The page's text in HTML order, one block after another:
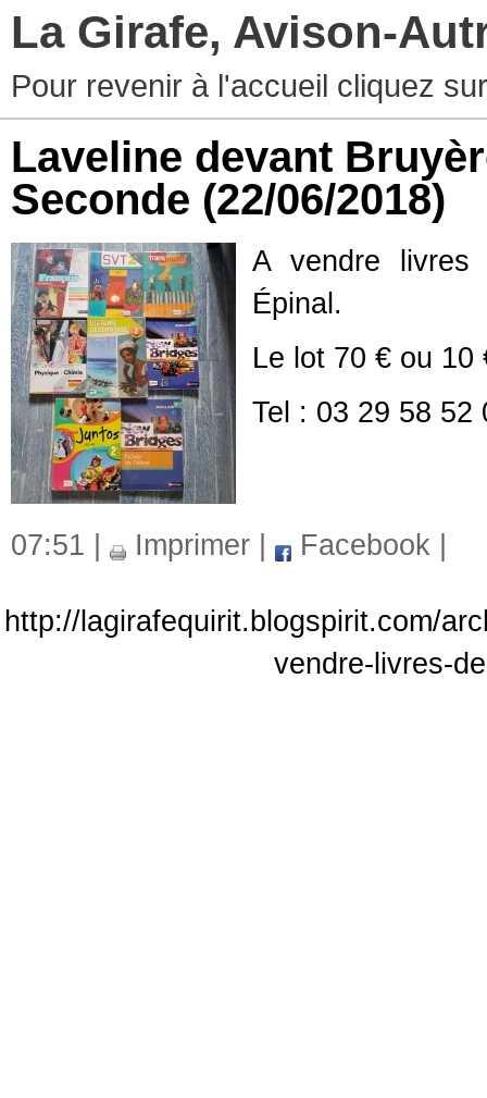
La Girafe, Avison-
Pour revenir à l'accueil cliquez
Laveline devant
Seconde (22/06/2018)
A vendre livres
Épinal.
Le lot 70 € ou 10
Tel : 03 29 58 52
07:51 | Imprimer Facebook
http://lagirafequirit.blogspirit.com/
vendre-livres-